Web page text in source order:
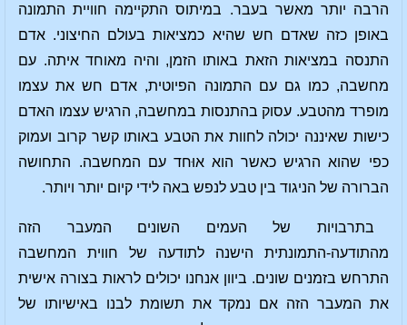
הרבה יותר מאשר בעבר. במיתוס התקיימה חוויית התמונה
באופן כזה שאדם חש שהיא כמציאות בעולם החיצוני. אדם
התנסה במציאות הזאת באותו הזמן, והיה מאוחד איתה. עם
מחשבה, כמו גם עם התמונה הפיוטית, אדם חש את עצמו
מופרד מהטבע. עסוק בהתנסות במחשבה, הרגיש עצמו האדם
כישות שאיננה יכולה לחוות את הטבע באותו קשר קרוב ועמוק
כפי שהוא הרגיש כאשר הוא אוּחד עם המחשבה. התחושה
הברורה של הניגוד בין טבע לנפש באה לידי קיום יותר ויותר.
בתרבויות של העמים השונים המעבר הזה
מהתודעה-התמונתית הישנה לתודעה של חווית המחשבה
התרחש בזמנים שונים. ביוון אנחנו יכולים לראות בצורה אישית
את המעבר הזה אם נמקד את תשומת לבנו באישיותו של